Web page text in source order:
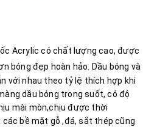
Acrylic có chất lượng cao, được
bóng đẹp hoàn hảo. Dầu bóng và
với nhau theo tỷ lệ thích hợp khi
dầu bóng trong suốt, có độ
mài mòn,c hịu được thời
các bề mặt gỗ ,đá, sắt thép cũng